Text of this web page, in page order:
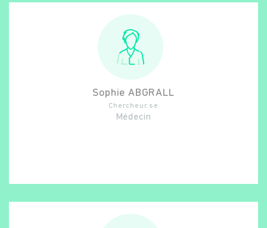
Sophie ABGRALL
Chercheur.se
Médecin